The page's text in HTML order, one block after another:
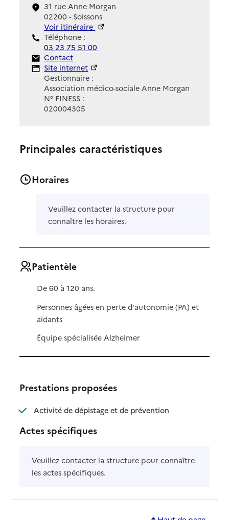
31 rue Anne Morgan
02200 - Soissons
Voir itinéraire
Téléphone :
03 23 75 51 00
Contact
Contact
Site Internet
Site internet
Gestionnaire :
Association médico-sociale Anne Morgan
N° FINESS :
020004305
Principales caractéristiques
Horaires
Veuillez contacter la structure pour
connaître les horaires.
Patientèle
De 60 à 120 ans.
Personnes âgées en perte d'autonomie (PA) et
aidants
Équipe spécialisée Alzheimer
Prestations proposées
Activité de dépistage et de prévention: disponible
: non disponible
Actes spécifiques
Veuillez contacter la structure pour connaître
les actes spécifiques.